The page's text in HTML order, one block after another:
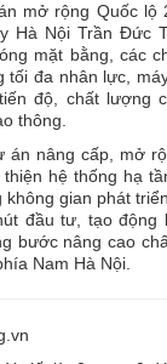
mở rộng Quốc lộ
Hà Nội Trần Đức
mặt bằng, các
tối đa nhân lực,
độ, chất lượng
thông.
án nâng cấp, mở
hệ thống hạ
không gian phát
đầu tư, tạo động
bước nâng cao
Nam Hà Nội.